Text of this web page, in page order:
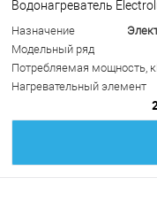
Водонагреватель
Назначение
Модельный ряд
Потребляемая мощность,
Нагревательный элемент